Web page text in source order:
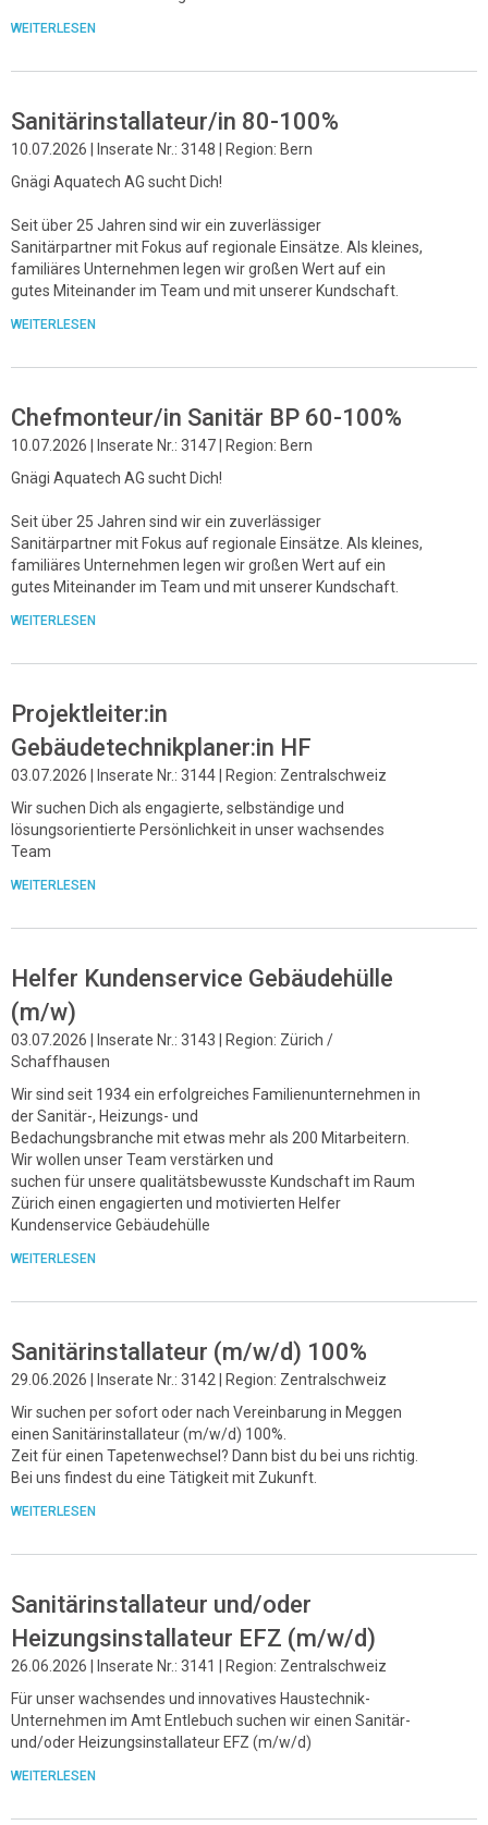
WEITERLESEN
Sanitärinstallateur/in 80-100%
10.07.2026 | Inserate Nr.: 3148 | Region: Bern
Gnägi Aquatech AG sucht Dich!
Seit über 25 Jahren sind wir ein zuverlässiger
Sanitärpartner mit Fokus auf regionale Einsätze. Als kleines,
familiäres Unternehmen legen wir großen Wert auf ein
gutes Miteinander im Team und mit unserer Kundschaft.
WEITERLESEN
Chefmonteur/in Sanitär BP 60-100%
10.07.2026 | Inserate Nr.: 3147 | Region: Bern
Gnägi Aquatech AG sucht Dich!
Seit über 25 Jahren sind wir ein zuverlässiger
Sanitärpartner mit Fokus auf regionale Einsätze. Als kleines,
familiäres Unternehmen legen wir großen Wert auf ein
gutes Miteinander im Team und mit unserer Kundschaft.
WEITERLESEN
Projektleiter:in
Gebäudetechnikplaner:in HF
03.07.2026 | Inserate Nr.: 3144 | Region: Zentralschweiz
Wir suchen Dich als engagierte, selbständige und
lösungsorientierte Persönlichkeit in unser wachsendes
Team
WEITERLESEN
Helfer Kundenservice Gebäudehülle
(m/w)
03.07.2026 | Inserate Nr.: 3143 | Region: Zürich /
Schaffhausen
Wir sind seit 1934 ein erfolgreiches Familienunternehmen in
der Sanitär-, Heizungs- und
Bedachungsbranche mit etwas mehr als 200 Mitarbeitern.
Wir wollen unser Team verstärken und
suchen für unsere qualitätsbewusste Kundschaft im Raum
Zürich einen engagierten und motivierten Helfer
Kundenservice Gebäudehülle
WEITERLESEN
Sanitärinstallateur (m/w/d) 100%
29.06.2026 | Inserate Nr.: 3142 | Region: Zentralschweiz
Wir suchen per sofort oder nach Vereinbarung in Meggen
einen Sanitärinstallateur (m/w/d) 100%.
Zeit für einen Tapetenwechsel? Dann bist du bei uns richtig.
Bei uns findest du eine Tätigkeit mit Zukunft.
WEITERLESEN
Sanitärinstallateur und/oder
Heizungsinstallateur EFZ (m/w/d)
26.06.2026 | Inserate Nr.: 3141 | Region: Zentralschweiz
Für unser wachsendes und innovatives Haustechnik-
Unternehmen im Amt Entlebuch suchen wir einen Sanitär-
und/oder Heizungsinstallateur EFZ (m/w/d)
WEITERLESEN